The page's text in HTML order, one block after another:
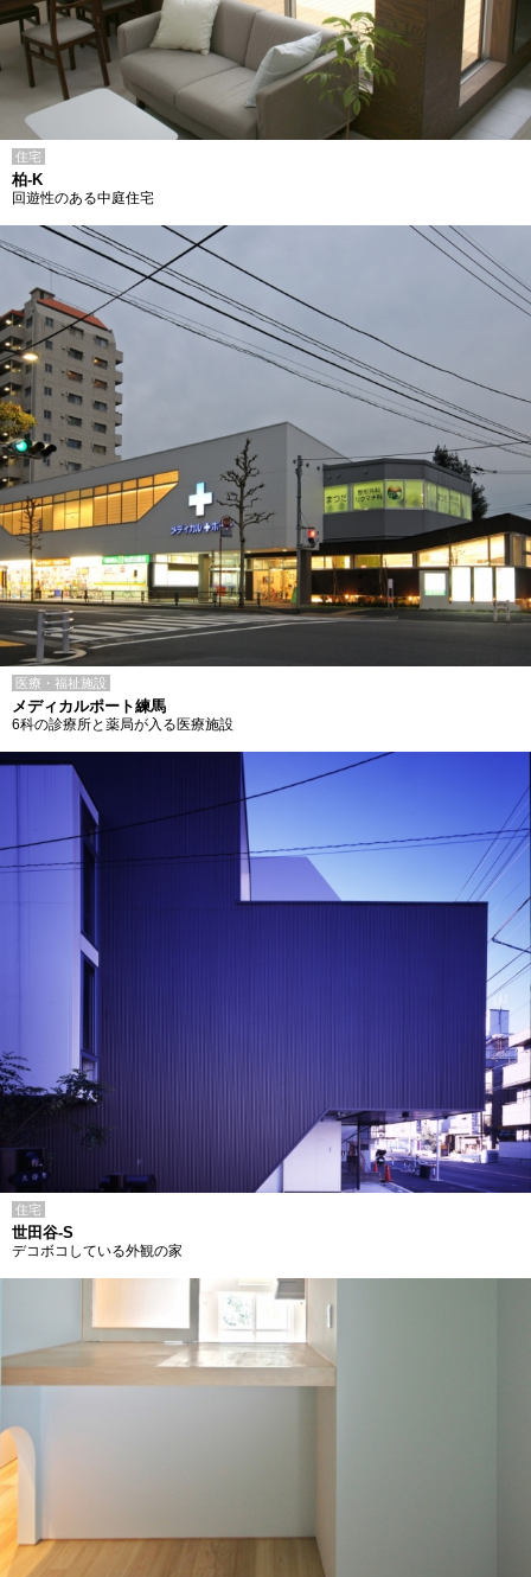
住宅
柏-K
回遊性のある中庭住宅
医療・福祉施設
メディカルポート練馬
6科の診療所と薬局が入る医療施設
住宅
世田谷-S
デコボコしている外観の家